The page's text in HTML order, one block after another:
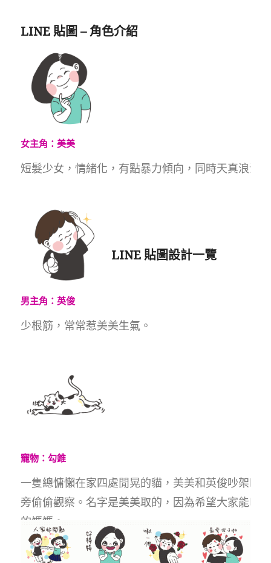
LINE 貼圖 – 角色介紹
女主角：美美
短髮少女，情緒化，有點暴力傾向，同時天真浪漫。
男主角：英俊
少根筋，常常惹美美生氣。
寵物：勾錐
一隻總慵懶在家四處閒晃的貓，美美和英俊吵架時
旁偷偷觀察。名字是美美取的，因為希望大家能叫
的媽媽。
LINE 貼圖設計一覽